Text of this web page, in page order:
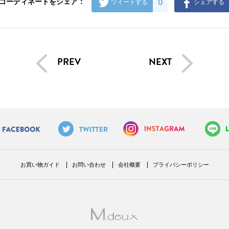
ーディネートをシェア： ツイートする 0 シェアする
PREV NEXT
お買い物ガイド お問い合わせ 会社概要 プライバシーポリシー